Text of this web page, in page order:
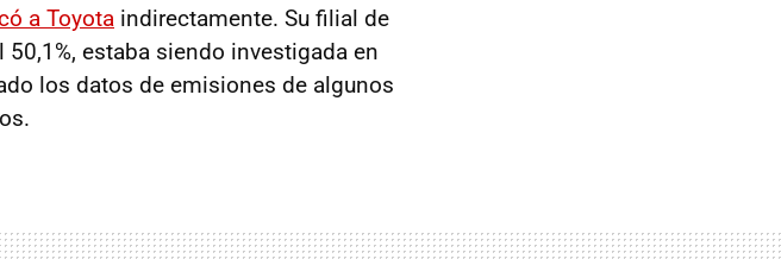
a Toyota indirectamente. Su filial de
50,1%, estaba siendo investigada en
los datos de emisiones de algunos